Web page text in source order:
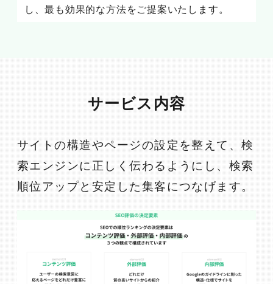
し、最も効果的な方法をご提案いたします。
サービス内容
サイトの構造やページの設定を整えて、検
索エンジンに正しく伝わるようにし、 検索
順位アップと安定した集客につなげます。